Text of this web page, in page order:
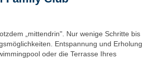
„mittendrin". Nur wenige Schritte bis
Entspannung und Erholung
oder die Terrasse Ihres